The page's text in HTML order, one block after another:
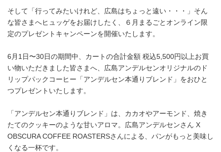
そして「行ってみたいけれど、広島はちょっと遠い・・・」そん
な皆さまへヒュッゲをお届けしたく、６月まるごとオンライン限
定のプレゼントキャンペーンを開催いたします。
6月1日〜30日の期間中、カートの合計金額 税込5,500円以上お買
い物いただきました皆さまへ、広島アンデルセンオリジナルのド
リップパックコーヒー「アンデルセン本通りブレンド」をおひと
つプレゼントいたします。
「アンデルセン本通りブレンド」は、カカオやアーモンド、焼き
たてのクッキーのような甘いアロマ。広島アンデルセンさん X
OBSCURA COFFEE ROASTERSさんによる、パンがもっと美味し
くなる一杯です。